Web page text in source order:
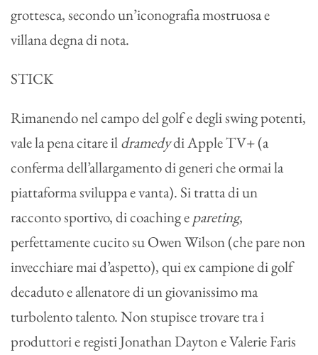
grottesca, secondo un’iconografia mostruosa e
villana degna di nota.
STICK
Rimanendo nel campo del golf e degli swing potenti,
vale la pena citare ildramedydi Apple TV+ (a
conferma dell’allargamento di generi che ormai la
piattaforma sviluppa e vanta). Si tratta di un
racconto sportivo, di coaching e pareting,
perfettamente cucito su Owen Wilson (che pare non
invecchiare mai d’aspetto), qui ex campione di golf
decaduto e allenatore di un giovanissimo ma
turbolento talento. Non stupisce trovare tra i
produttori e registi Jonathan Dayton e Valerie Faris